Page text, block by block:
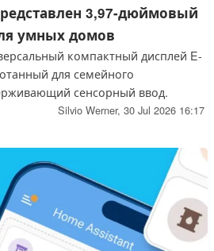
3,97-дюймовый
умных домов
компактный дисплей E-
для семейного
сенсорный ввод.
Silvio Werner, 30 Jul 2026 16:17